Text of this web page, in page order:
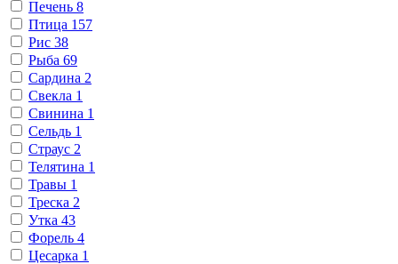
Печень 8
Птица 157
Рис 38
Рыба 69
Сардина 2
Свекла 1
Свинина 1
Сельдь 1
Страус 2
Телятина 1
Травы 1
Треска 2
Утка 43
Форель 4
Цесарка 1